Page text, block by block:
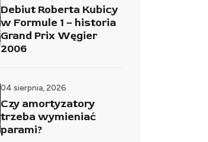
Debiut Roberta Kubicy
w Formule 1 – historia
Grand Prix Węgier
2006
04 sierpnia, 2026
Czy amortyzatory
trzeba wymieniać
parami?